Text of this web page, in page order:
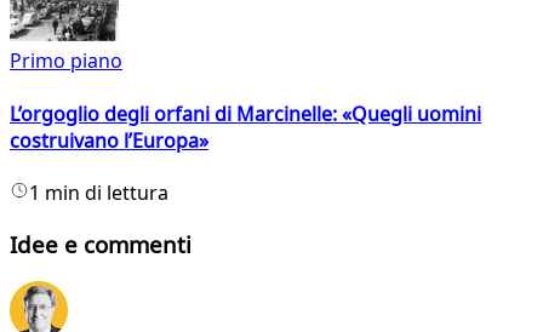
Primo piano
L’orgoglio degli orfani di Marcinelle: «Quegli uomini
costruivano l’Europa»
1 min di lettura
Idee e commenti